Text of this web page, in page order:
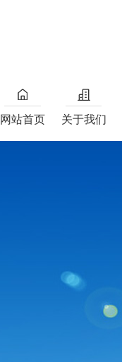
网站首页 关于我们